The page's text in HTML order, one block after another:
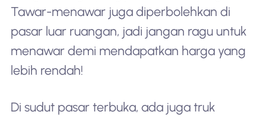
Tawar-menawar juga diperbolehkan di
pasar luar ruangan, jadi jangan ragu untuk
menawar demi mendapatkan harga yang
lebih rendah!
Di sudut pasar terbuka, ada juga truk